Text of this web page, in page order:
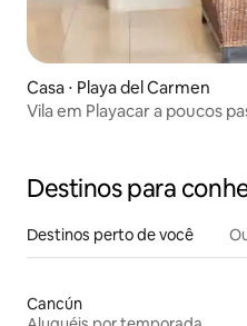
Casa ⋅ Playa del Carmen
Vila em Playacar a poucos
Destinos para
Destinos perto de você
Cancún